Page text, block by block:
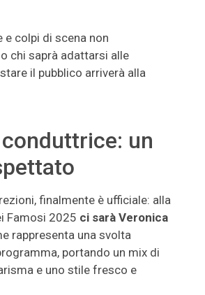
e colpi di scena non
chi saprà adattarsi alle
il pubblico arriverà alla
un
finalmente è ufficiale: alla
Famosi 2025 ci sarà Veronica
rappresenta una svolta
portando un mix di
e uno stile fresco e